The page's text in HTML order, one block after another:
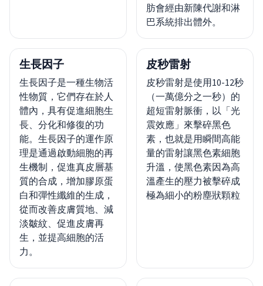
肪會經由新陳代謝和淋
巴系統排出體外。
生長因子
生長因子是一種生物活
性物質，它們存在於人
體內，具有促進細胞生
長、分化和修復的功
能。生長因子的運作原
理是通過啟動細胞的再
生機制，促進真皮層基
質的合成，增加膠原蛋
白和彈性纖維的生成，
從而改善皮膚質地、減
淡皺紋、促進皮膚再
生，並提高細胞的活
力。
皮秒雷射
皮秒雷射是使用10-12秒
（一萬億分之一秒）的
超短雷射脈衝，以「光
震效應」來擊碎黑色
素，也就是用瞬間高能
量的雷射讓黑色素細胞
升溫，使黑色素因為高
溫產生的壓力被擊碎成
極為細小的粉塵狀顆粒